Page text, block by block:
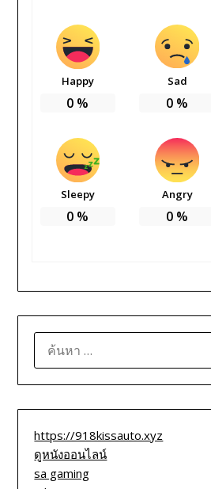
Happy
0 %
Sad
0 %
Sleepy
0 %
Angry
0 %
ค้นหา
สำหรับ:
https://918kissauto.xyz
ดูหนังออนไลน์
sa gaming